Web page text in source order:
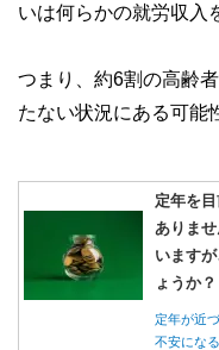
いは何らかの就労収入
つまり、約6割の高齢
たない状況にある可能
定年を
ありま
います
ょうか？
定年が近
不安にな